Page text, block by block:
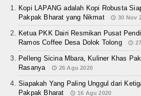
Kopi LAPANG adalah Kopi Robusta
Pakpak Bharat yang Nikmat
30 Nov
Ketua PKK Dairi Resmikan Pusat
Ramos Coffee Desa Dolok Tolong
Pelleng Sicina Mbara, Kuliner Khas
Rasanya
26 Agu 2020
Siapakah Yang Paling Unggul dari
Pakpak Bharat
16 Agu 2020